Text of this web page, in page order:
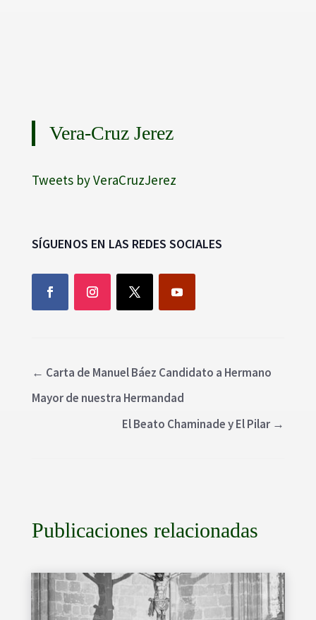
Vera-Cruz Jerez
Tweets by VeraCruzJerez
SÍGUENOS EN LAS REDES SOCIALES
← Carta de Manuel Báez Candidato a Hermano
Mayor de nuestra Hermandad
El Beato Chaminade y El Pilar →
Publicaciones relacionadas